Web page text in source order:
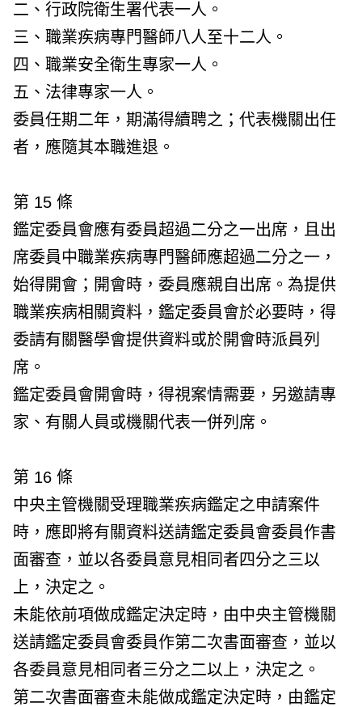
二、行政院衛生署代表一人。
三、職業疾病專門醫師八人至十二人。
四、職業安全衛生專家一人。
五、法律專家一人。
委員任期二年，期滿得續聘之；代表機關出任
者，應隨其本職進退。
第 15 條
鑑定委員會應有委員超過二分之一出席，且出
席委員中職業疾病專門醫師應超過二分之一，
始得開會；開會時，委員應親自出席。為提供
職業疾病相關資料，鑑定委員會於必要時，得
委請有關醫學會提供資料或於開會時派員列
席。
鑑定委員會開會時，得視案情需要，另邀請專
家、有關人員或機關代表一併列席。
第 16 條
中央主管機關受理職業疾病鑑定之申請案件
時，應即將有關資料送請鑑定委員會委員作書
面審查，並以各委員意見相同者四分之三以
上，決定之。
未能依前項做成鑑定決定時，由中央主管機關
送請鑑定委員會委員作第二次書面審查，並以
各委員意見相同者三分之二以上，決定之。
第二次書面審查未能做成鑑定決定時，由鑑定